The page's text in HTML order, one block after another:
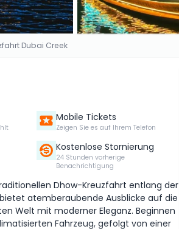
Dubai Creek
Mobile Tickets
Zeigen Sie es auf Ihrem Telefon
Kostenlose Stornierung
24 Stunden vorherige
Benachrichtigung
Dhow-Kreuzfahrt entlang der
atemberaubende Ausblicke auf die
Welt mit moderner Eleganz. Beginnen
Fahrzeug, gefolgt von einer